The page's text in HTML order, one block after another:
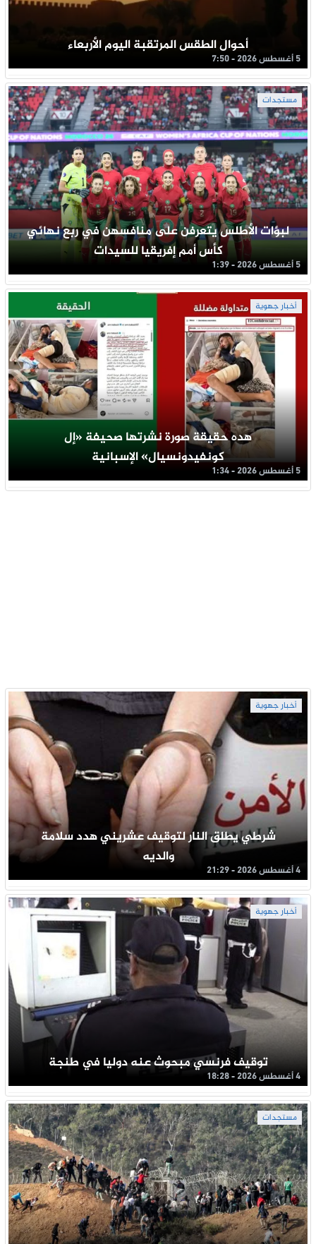
أحوال الطقس المرتقبة اليوم الأربعاء
5 أغسطس 2026 - 7:50
مستجدات
لبؤات الأطلس يتعرفن على منافسهن في ربع نهائي
كأس أمم إفريقيا للسيدات
5 أغسطس 2026 - 1:39
أخبار جهوية
هده حقيقة صورة نشرتها صحيفة «إل
كونفيدونسيال» الإسبانية
5 أغسطس 2026 - 1:34
أخبار جهوية
شرطي يطلق النار لتوقيف عشريني هدد سلامة
والديه
4 أغسطس 2026 - 21:29
أخبار جهوية
توقيف فرنسي مبحوث عنه دوليا في طنجة
4 أغسطس 2026 - 18:28
مستجدات